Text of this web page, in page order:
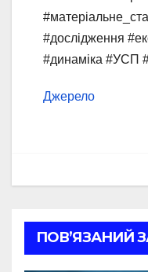
#дослідження
#динаміка #УСП
Джерело
ПОВ’ЯЗАНИЙ